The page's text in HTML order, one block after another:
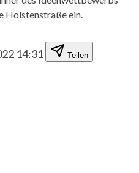
Holstenstraße ein.
14:31 Teilen